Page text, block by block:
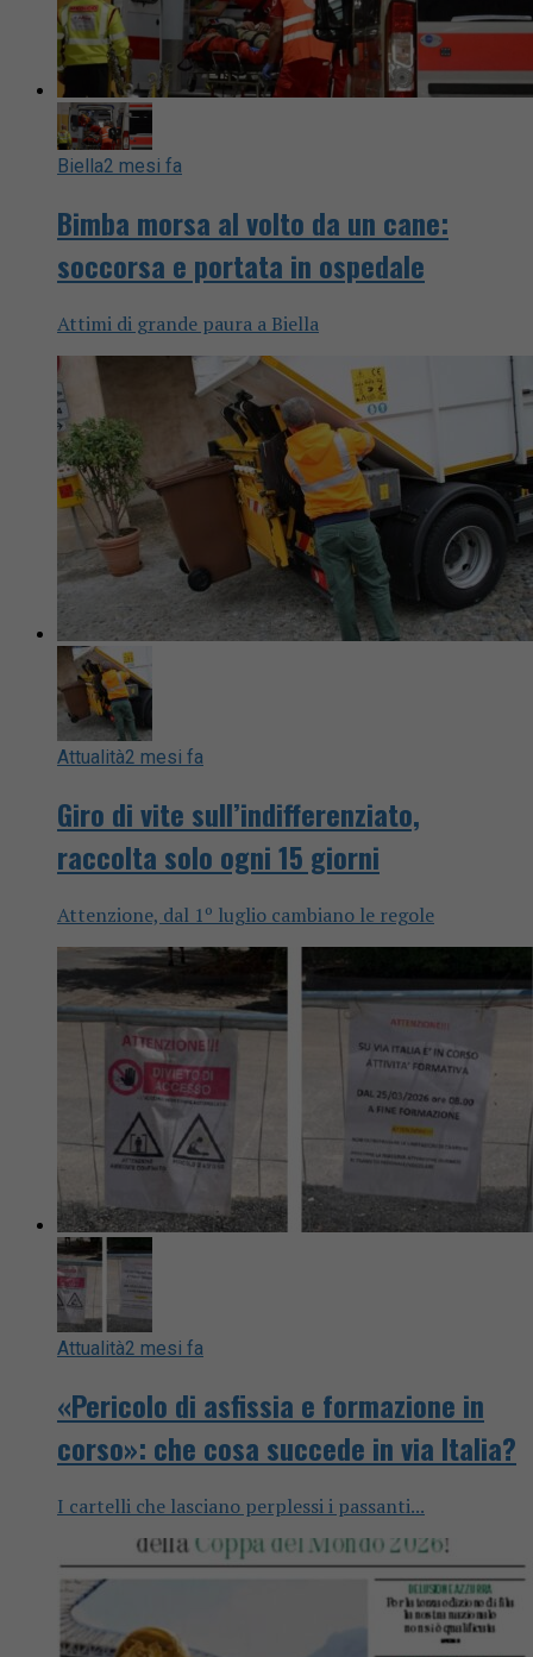
Biella2 mesi fa
Bimba morsa al volto da un cane:
soccorsa e portata in ospedale
Attimi di grande paura a Biella
Attualità2 mesi fa
Giro di vite sull’indifferenziato,
raccolta solo ogni 15 giorni
Attenzione, dal 1º luglio cambiano le regole
Attualità2 mesi fa
«Pericolo di asfissia e formazione in
corso»: che cosa succede in via Italia?
I cartelli che lasciano perplessi i passanti...